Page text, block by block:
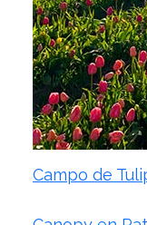
Campo de